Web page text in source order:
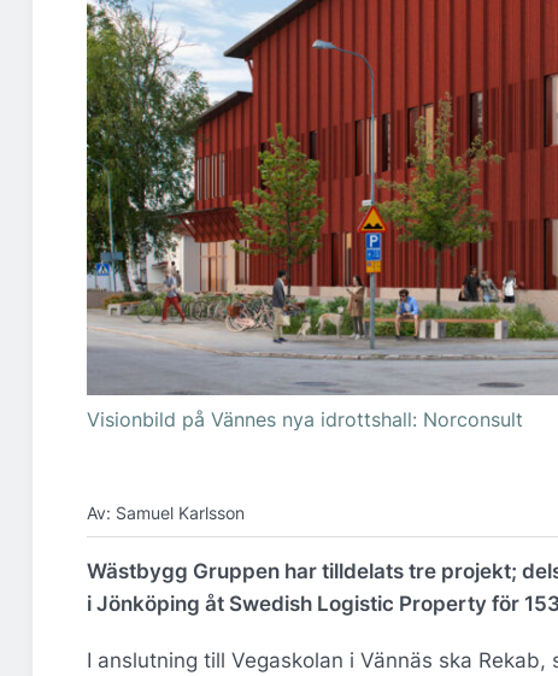
Visionbild på Vännes nya idrottshall: Norconsult
Av: Samuel Karlsson
Wästbygg Gruppen har tilldelats tre projekt;
i Jönköping åt Swedish Logistic Property för
I anslutning till Vegaskolan i Vännäs ska